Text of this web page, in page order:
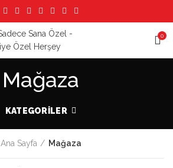
0
Mağaza
KATEGORILER
Ana Sayfa Mağaza